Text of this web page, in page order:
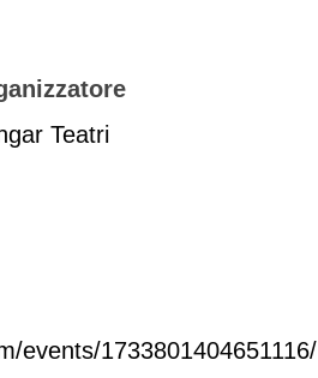
events/1733801404651116/
Teatri